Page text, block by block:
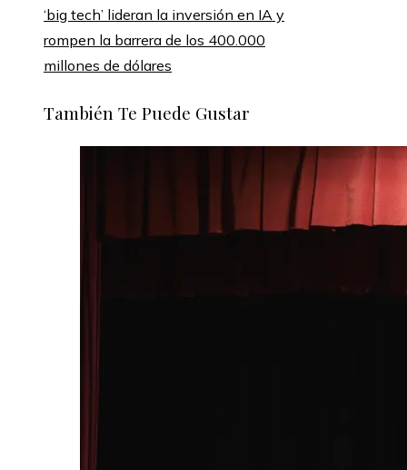
‘big tech’ lideran la inversión en IA y
rompen la barrera de los 400.000
millones de dólares
También Te Puede Gustar